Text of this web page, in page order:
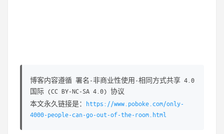
博客内容遵循 署名-非商业性使用-相同方式共享 4.0
国际 (CC BY-NC-SA 4.0) 协议
本文永久链接是： https://www.poboke.com/only-
4000-people-can-go-out-of-the-room.html